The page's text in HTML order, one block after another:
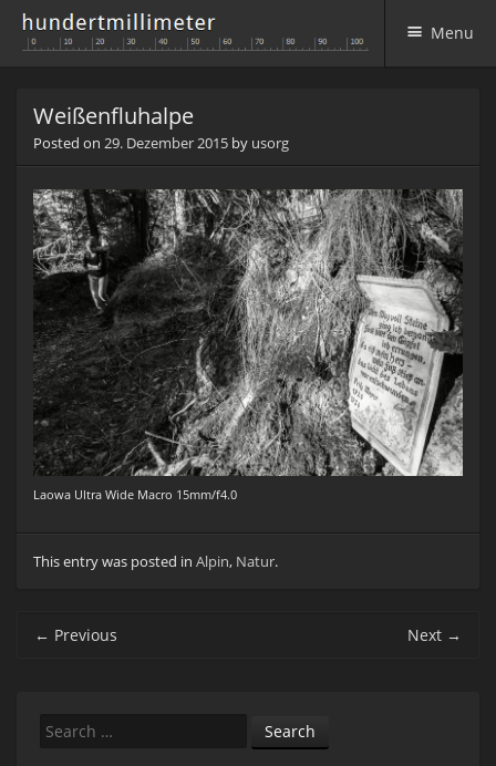
Menu
Weißenfluhalpe
Posted on 29. Dezember 2015 by usorg
Laowa Ultra Wide Macro 15mm/f4.0
This entry was posted in Alpin, Natur.
← Previous Next →
Search